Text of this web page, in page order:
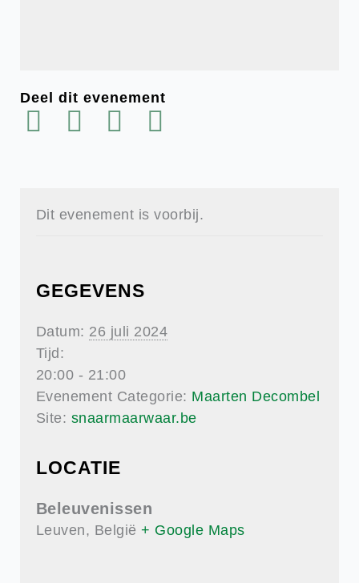
Deel dit evenement
Dit evenement is voorbij.
GEGEVENS
Datum: 26 juli 2024
Tijd:
20:00 - 21:00
Evenement Categorie: Maarten Decombel
Site: snaarmaarwaar.be
LOCATIE
Beleuvenissen
Leuven, België + Google Maps